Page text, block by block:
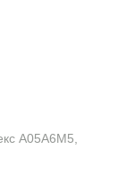
A05A6M5,